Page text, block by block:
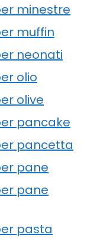
minestre
muffin
neonati
olio
olive
pancake
pancetta
pane
pane
pasta